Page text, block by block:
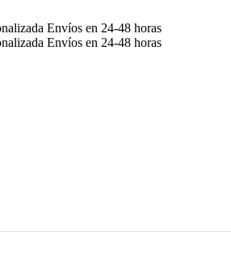
Envíos en 24-48 horas
Envíos en 24-48 horas